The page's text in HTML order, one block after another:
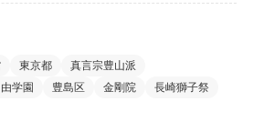
東京都
真言宗豊山派
学園 豊島区 金剛院
長崎獅子祭